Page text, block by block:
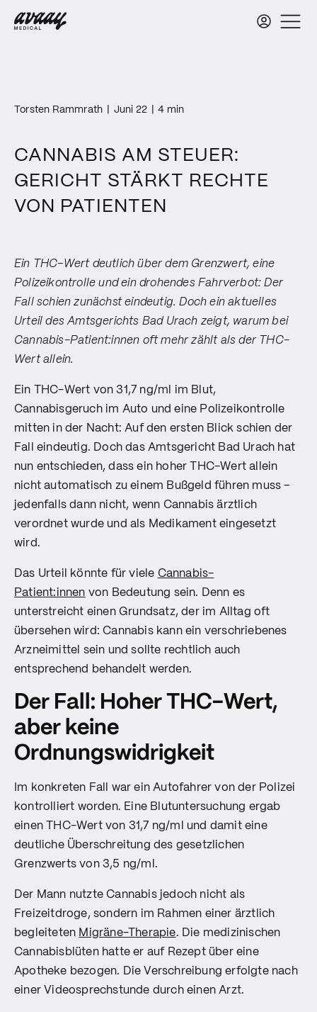
Torsten Rammrath Juni 22 4 min
CANNABIS AM STEUER:
GERICHT STÄRKT RECHTE
VON PATIENTEN
Ein THC-Wert deutlich über dem Grenzwert, eine
Polizeikontrolle und ein drohendes Fahrverbot: Der
Fall schien zunächst eindeutig. Doch ein aktuelles
Urteil des Amtsgerichts Bad Urach zeigt, warum bei
Cannabis-Patient:innen oft mehr zählt als der THC-
Wert allein.
Ein THC-Wert von 31,7 ng/ml im Blut,
Cannabisgeruch im Auto und eine Polizeikontrolle
mitten in der Nacht: Auf den ersten Blick schien der
Fall eindeutig. Doch das Amtsgericht Bad Urach hat
nun entschieden, dass ein hoher THC-Wert allein
nicht automatisch zu einem Bußgeld führen muss –
jedenfalls dann nicht, wenn Cannabis ärztlich
verordnet wurde und als Medikament eingesetzt
wird.
Das Urteil könnte für viele Cannabis-
Patient:innen von Bedeutung sein. Denn es
unterstreicht einen Grundsatz, der im Alltag oft
übersehen wird: Cannabis kann ein verschriebenes
Arzneimittel sein und sollte rechtlich auch
entsprechend behandelt werden.
Der Fall: Hoher THC-Wert,
aber keine
Ordnungswidrigkeit
Im konkreten Fall war ein Autofahrer von der Polizei
kontrolliert worden. Eine Blutuntersuchung ergab
einen THC-Wert von 31,7 ng/ml und damit eine
deutliche Überschreitung des gesetzlichen
Grenzwerts von 3,5 ng/ml.
Der Mann nutzte Cannabis jedoch nicht als
Freizeitdroge, sondern im Rahmen einer ärztlich
begleiteten Migräne-Therapie. Die medizinischen
Cannabisblüten hatte er auf Rezept über eine
Apotheke bezogen. Die Verschreibung erfolgte nach
einer Videosprechstunde durch einen Arzt.